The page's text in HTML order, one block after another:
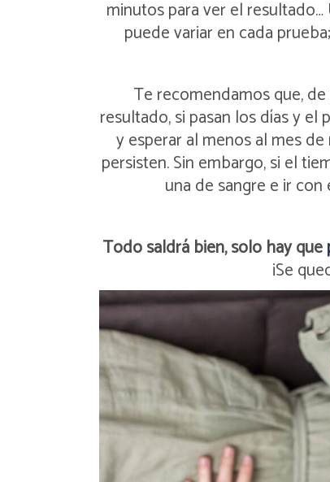
minutos para ver el
puede variar en cada prueba;
Te recomendamos que,
resultado, si pasan los días y el
y esperar al menos al mes
persisten. Sin embargo, si el
una de sangre e ir
Todo saldrá bien, solo hay que
¡Se